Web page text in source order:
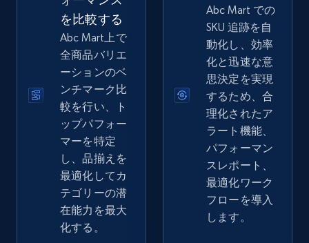
eBay - Collect records by category
URL, Product id, Title, Seller name, Seller rating,
Seller reviews, Breadcrumbs, Root category, and
2.5K+ 今すぐ始める
Google Shopping
URL, Product id, Title, Product description,
Rating, Reviews count, Images, Variations, and
を比較する
Abc Mart上で
全商品バリエ
ーションのベ
ンチマーク比
較を行い、ト
ップパフォー
マーを特定
し、品揃えを
最適化してカ
テゴリーの潜
在能力を最大
化する。
Abc Mart での
SKU 追跡を自
動化し、効率
化と迅速な意
思決定を実現
するため、合
理化されたア
ラート機能、
パフォーマン
スレポート、
最適化ワーク
フローを導入
します。